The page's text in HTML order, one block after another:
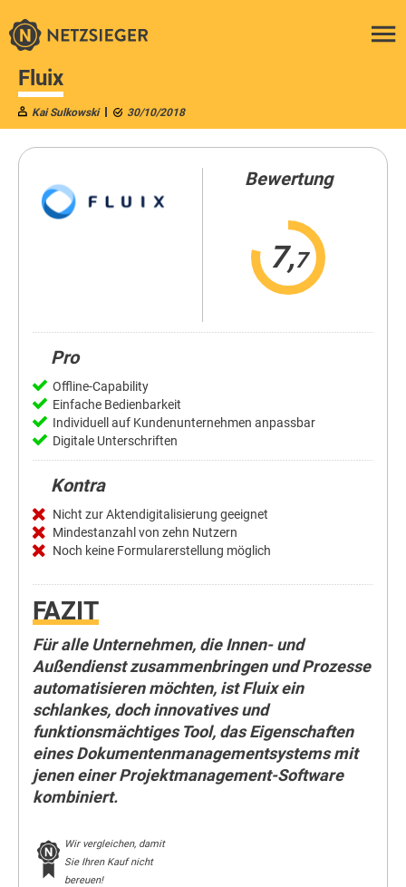
Fluix
Kai Sulkowski 30/10/2018
Bewertung
7,7
Pro
Offline-Capability
Einfache Bedienbarkeit
Individuell auf Kundenunternehmen anpassbar
Digitale Unterschriften
Kontra
Nicht zur Aktendigitalisierung geeignet
Mindestanzahl von zehn Nutzern
Noch keine Formularerstellung möglich
FAZIT
Für alle Unternehmen, die Innen- und
Außendienst zusammenbringen und Prozesse
automatisieren möchten, ist Fluix ein
schlankes, doch innovatives und
funktionsmächtiges Tool, das Eigenschaften
eines Dokumentenmanagementsystems mit
jenen einer Projektmanagement-Software
kombiniert.
Wir vergleichen, damit
Sie Ihren Kauf nicht
bereuen!